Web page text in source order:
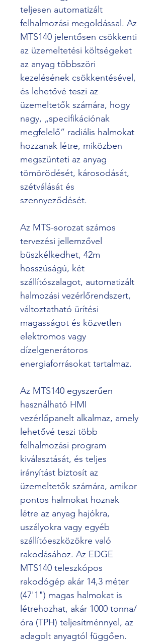
teljesen automatizált
felhalmozási megoldással. Az
MTS140 jelentősen csökkenti
az üzemeltetési költségeket
az anyag többszöri
kezelésének csökkentésével,
és lehetővé teszi az
üzemeltetők számára, hogy
nagy, „specifikációnak
megfelelő” radiális halmokat
hozzanak létre, miközben
megszünteti az anyag
tömörödését, károsodását,
szétválását és
szennyeződését.
Az MTS-sorozat számos
tervezési jellemzővel
büszkélkedhet, 42m
hosszúságú, két
szállítószalagot, automatizált
halmozási vezérlőrendszert,
változtatható ürítési
magasságot és közvetlen
elektromos vagy
dízelgenerátoros
energiaforrásokat tartalmaz.
Az MTS140 egyszerűen
használható HMI
vezérlőpanelt alkalmaz, amely
lehetővé teszi több
felhalmozási program
kiválasztását, és teljes
irányítást biztosít az
üzemeltetők számára, amikor
pontos halmokat hoznak
létre az anyag hajókra,
uszályokra vagy egyéb
szállítóeszközökre való
rakodásához. Az EDGE
MTS140 teleszkópos
rakodógép akár 14,3 méter
(47'1") magas halmokat is
létrehozhat, akár 1000 tonna/
óra (TPH) teljesítménnyel, az
adagolt anyagtól függően.